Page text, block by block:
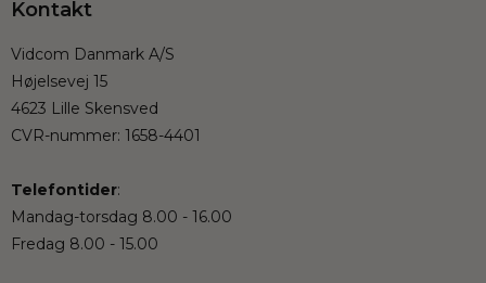
Kontakt
Vidcom Danmark A/S
Højelsevej 15
4623 Lille Skensved
CVR-nummer: 1658-4401
Telefontider:
Mandag-torsdag 8.00 - 16.00
Fredag 8.00 - 15.00